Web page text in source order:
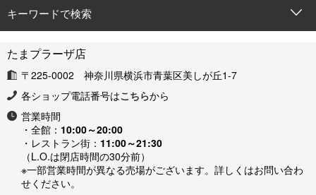
キーワードで検索
たまプラーザ店
〒225-0002 神奈川県横浜市青葉区美しが丘1-7
各ショップ電話番号はこちらから
営業時間
・全館： 10:00～20:00
・レストラン街： 11:00～21:30
（L.O.は閉店時間の30分前）
※一部営業時間が異なる売場がございます。詳しくはお問い合わ
せください。